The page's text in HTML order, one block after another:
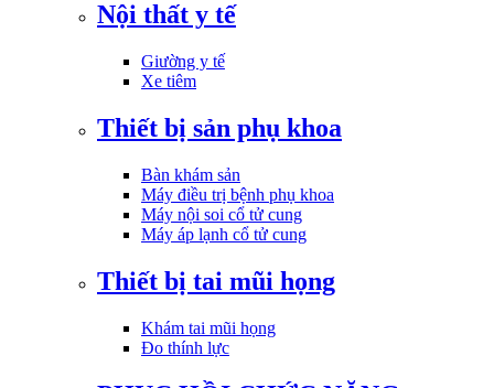
Nội thất y tế
Giường y tế
Xe tiêm
Thiết bị sản phụ khoa
Bàn khám sản
Máy điều trị bệnh phụ khoa
Máy nội soi cổ tử cung
Máy áp lạnh cổ tử cung
Thiết bị tai mũi họng
Khám tai mũi họng
Đo thính lực